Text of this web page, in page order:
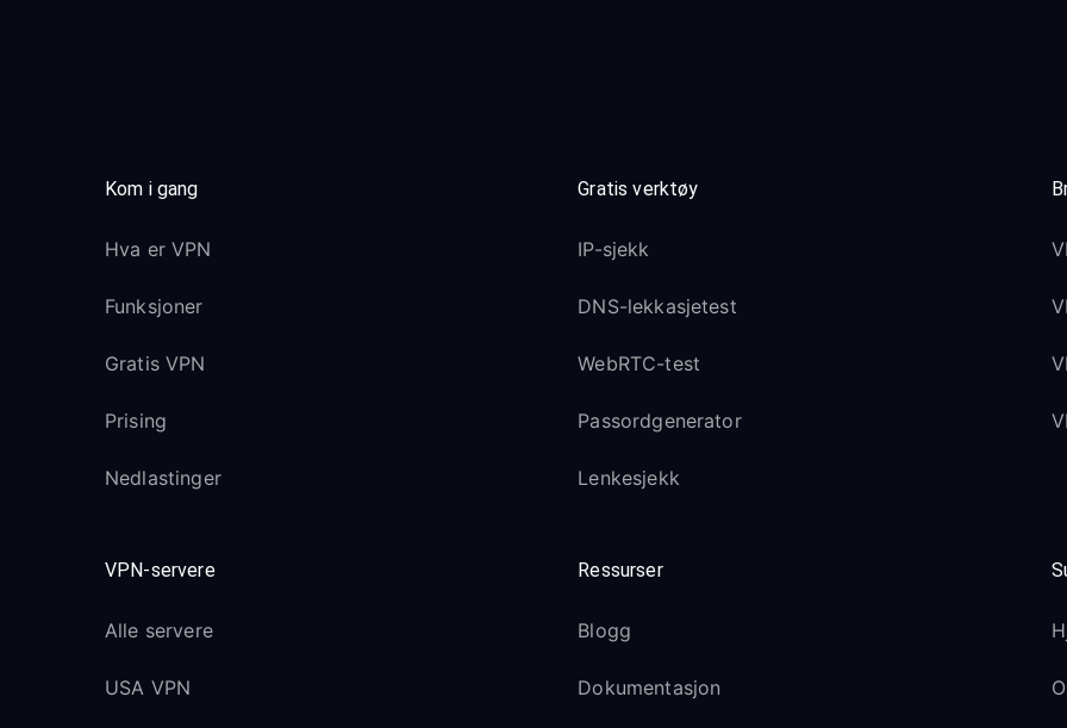
Kom i gang
Hva er VPN
Funksjoner
Gratis VPN
Prising
Nedlastinger
Gratis verktøy
IP-sjekk
DNS-lekkasjetest
WebRTC-test
Passordgenerator
Lenkesjekk
VPN-servere
Alle servere
USA VPN
Ressurser
Blogg
Dokumentasjon